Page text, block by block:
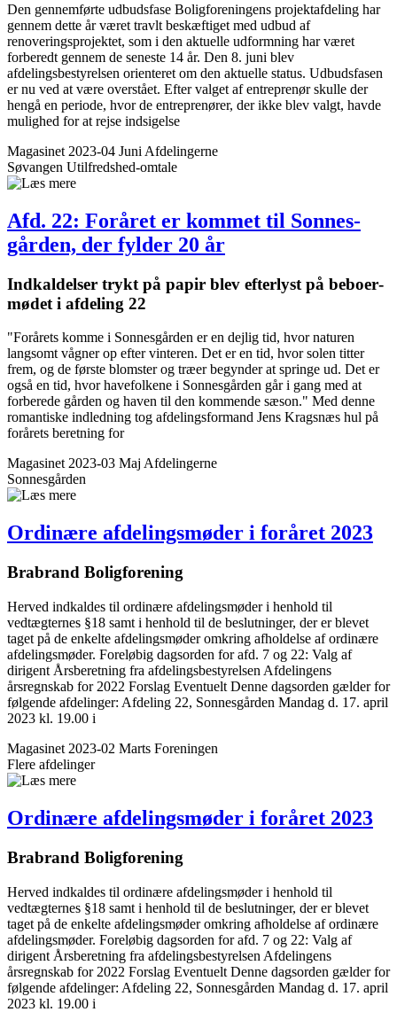
Den gennemførte udbudsfase Boligforeningens projektafdeling har
gennem dette år været travlt beskæftiget med udbud af
renoveringsprojektet, som i den aktuelle udformning har været
forberedt gennem de seneste 14 år. Den 8. juni blev
afdelingsbestyrelsen orienteret om den aktuelle status. Udbudsfasen
er nu ved at være overstået. Efter valget af entreprenør skulle der
hengå en periode, hvor de entreprenører, der ikke blev valgt, havde
mulighed for at rejse indsigelse
Magasinet 2023-04 Juni Afdelingerne
Søvangen Utilfredshed-omtale
Afd. 22: Foråret er kommet til Sonnes­
gården, der fylder 20 år
Indkaldelser trykt på papir blev efterlyst på beboer­
mødet i afdeling 22
"Forårets komme i Sonnesgården er en dejlig tid, hvor naturen
langsomt vågner op efter vinteren. Det er en tid, hvor solen titter
frem, og de første blomster og træer begynder at springe ud. Det er
også en tid, hvor havefolkene i Sonnesgården går i gang med at
forberede gården og haven til den kommende sæson." Med denne
romantiske indledning tog afdelingsformand Jens Kragsnæs hul på
forårets beretning for
Magasinet 2023-03 Maj Afdelingerne
Sonnesgården
Ordinære afdelings­møder i foråret 2023
Brabrand Bolig­forening
Herved indkaldes til ordinære afdelingsmøder i henhold til
vedtægternes §18 samt i henhold til de beslutninger, der er blevet
taget på de enkelte afdelingsmøder omkring afholdelse af ordinære
afdelingsmøder. Foreløbig dagsorden for afd. 7 og 22: Valg af
dirigent Årsberetning fra afdelingsbestyrelsen Afdelingens
årsregnskab for 2022 Forslag Eventuelt Denne dagsorden gælder for
følgende afdelinger: Afdeling 22, Sonnesgården Mandag d. 17. april
2023 kl. 19.00 i
Magasinet 2023-02 Marts Foreningen
Flere afdelinger
Ordinære afdelings­møder i foråret 2023
Brabrand Bolig­forening
Herved indkaldes til ordinære afdelingsmøder i henhold til
vedtægternes §18 samt i henhold til de beslutninger, der er blevet
taget på de enkelte afdelingsmøder omkring afholdelse af ordinære
afdelingsmøder. Foreløbig dagsorden for afd. 7 og 22: Valg af
dirigent Årsberetning fra afdelingsbestyrelsen Afdelingens
årsregnskab for 2022 Forslag Eventuelt Denne dagsorden gælder for
følgende afdelinger: Afdeling 22, Sonnesgården Mandag d. 17. april
2023 kl. 19.00 i